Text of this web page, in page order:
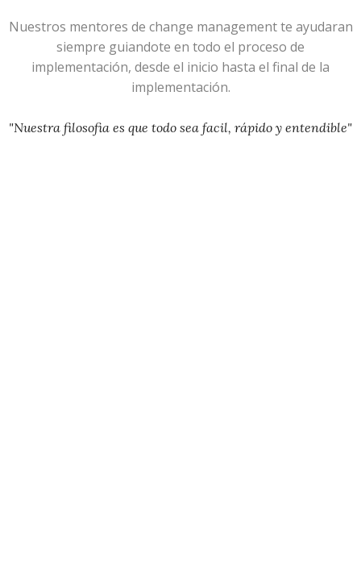
Nuestros mentores de change management te ayudaran
siempre guiandote en todo el proceso de
implementación, desde el inicio hasta el final de la
implementación.
"Nuestra filosofia es que todo sea facil, rápido y entendible"